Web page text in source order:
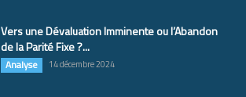
Vers une Dévaluation Imminente ou l’Abandon
de la Parité Fixe ?...
Analyse 14 décembre 2024